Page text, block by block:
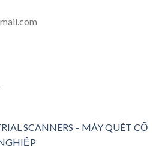
SCANNERS – MÁY QUÉT CỐ